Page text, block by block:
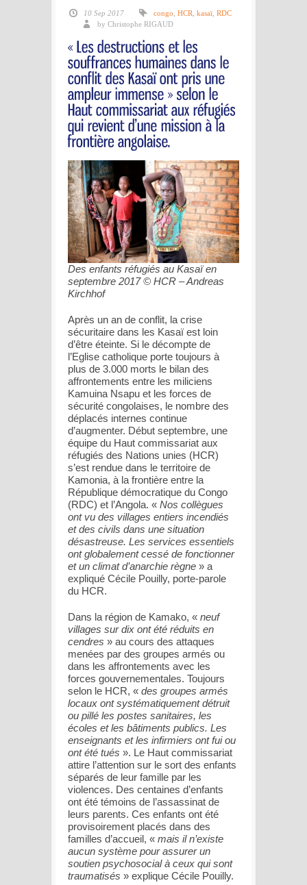
10 Sep 2017 congo HCR kasaï RDC
by Christophe RIGAUD
Des enfants réfugiés au Kasaï en
septembre 2017 © HCR – Andreas
Kirchhof
Après un an de conflit, la crise
sécuritaire dans les Kasaï est loin
d’être éteinte. Si le décompte de
l’Eglise catholique porte toujours à
plus de 3.000 morts le bilan des
affrontements entre les miliciens
Kamuina Nsapu et les forces de
sécurité congolaises, le nombre des
déplacés internes continue
d’augmenter. Début septembre, une
équipe du Haut commissariat aux
réfugiés des Nations unies (HCR)
s’est rendue dans le territoire de
Kamonia, à la frontière entre la
République démocratique du Congo
(RDC) et l’Angola. « Nos collègues
ont vu des villages entiers incendiés
et des civils dans une situation
désastreuse. Les services essentiels
ont globalement cessé de fonctionner
et un climat d’anarchie règne » a
expliqué Cécile Pouilly, porte-parole
du HCR.
Dans la région de Kamako, « neuf
villages sur dix ont été réduits en
cendres » au cours des attaques
menées par des groupes armés ou
dans les affrontements avec les
forces gouvernementales. Toujours
selon le HCR, « des groupes armés
locaux ont systématiquement détruit
ou pillé les postes sanitaires, les
écoles et les bâtiments publics. Les
enseignants et les infirmiers ont fui ou
ont été tués ». Le Haut commissariat
attire l’attention sur le sort des enfants
séparés de leur famille par les
violences. Des centaines d’enfants
ont été témoins de l’assassinat de
leurs parents. Ces enfants ont été
provisoirement placés dans des
familles d’accueil, « mais il n’existe
aucun système pour assurer un
soutien psychosocial à ceux qui sont
traumatisés » explique Cécile Pouilly.